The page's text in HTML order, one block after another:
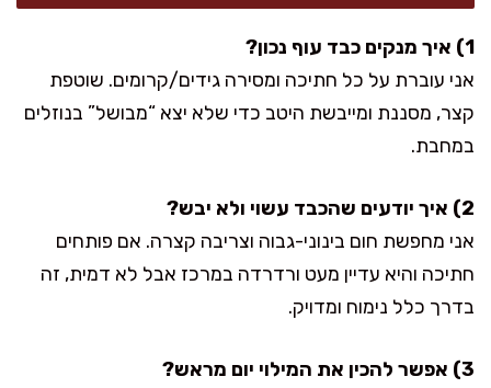
1) איך מנקים כבד עוף נכון?
אני עוברת על כל חתיכה ומסירה גידים/קרומים. שוטפת
קצר, מסננת ומייבשת היטב כדי שלא יצא “מבושל” בנוזלים
במחבת.
2) איך יודעים שהכבד עשוי ולא יבש?
אני מחפשת חום בינוני-גבוה וצריבה קצרה. אם פותחים
חתיכה והיא עדיין מעט ורדרדה במרכז אבל לא דמית, זה
בדרך כלל נימוח ומדויק.
3) אפשר להכין את המילוי יום מראש?